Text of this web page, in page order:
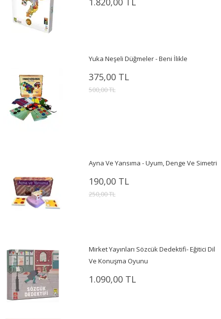
Yuka Neşeli Düğmeler - Beni İlikle
375,00 TL
500,00 TL
Ayna Ve Yansıma - Uyum, Denge Ve Simetri
190,00 TL
250,00 TL
Mirket Yayınları Sözcük Dedektifi- Eğitici Dil
Ve Konuşma Oyunu
1.090,00 TL